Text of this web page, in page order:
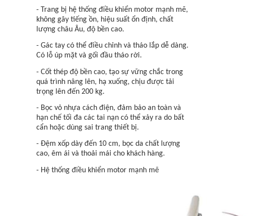
- Trang bị hệ thống điều khiển motor mạnh mẽ,
không gây tiếng ồn, hiệu suất ổn định, chất
lượng châu Âu, độ bền cao.
- Gác tay có thể điều chỉnh và tháo lắp dễ dàng.
Có lỗ úp mặt và gối đầu tháo rời.
- Cốt thép độ bền cao, tạo sự vững chắc trong
quá trình nâng lên, hạ xuống, chịu được tải
trọng lên đến 200 kg.
- Bọc vỏ nhựa cách điện, đảm bảo an toàn và
hạn chế tối đa các tai nạn có thể xảy ra do bất
cẩn hoặc dùng sai trang thiết bị.
- Đệm xốp dày đến 10 cm, bọc da chất lượng
cao, êm ái và thoải mái cho khách hàng.
- Hệ thống điều khiển motor mạnh mẽ